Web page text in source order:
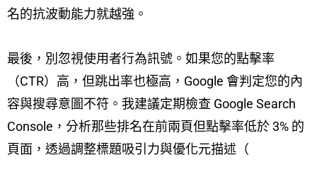
名的抗波動能力就越強。
最後，別忽視使用者行為訊號。如果您的點擊率
（CTR）高，但跳出率也極高，Google 會判定您的內
容與搜尋意圖不符。我建議定期檢查 Google Search
Console，分析那些排名在前兩頁但點擊率低於 3% 的
頁面，透過調整標題吸引力與優化元描述（